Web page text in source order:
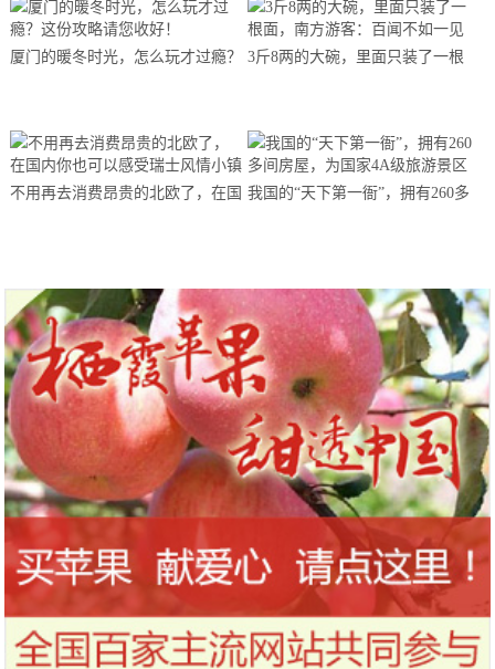
厦门的暖冬时光，怎么玩才过瘾？
3斤8两的大碗，里面只装了一根
不用再去消费昂贵的北欧了，在国 我国的“天下第一衙”，拥有260多